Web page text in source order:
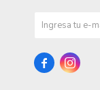
 